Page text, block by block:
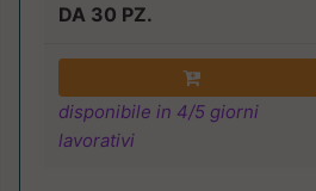
DA 30 PZ.
disponibile in 4/5 giorni
lavorativi